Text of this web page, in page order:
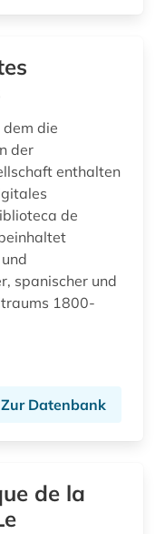
internationale verflechtung (1)
die
enthalten
de
spanischer und
1800-
Zur Datenbank
de la